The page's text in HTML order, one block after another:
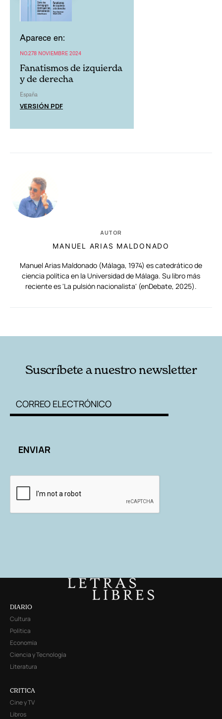
Aparece en:
NO.278 NOVIEMBRE 2024
Fanatismos de izquierda
y de derecha
España
VERSIÓN PDF
AUTOR
MANUEL ARIAS MALDONADO
Manuel Arias Maldonado (Málaga, 1974) es catedrático de
ciencia política en la Universidad de Málaga. Su libro más
reciente es 'La pulsión nacionalista' (enDebate, 2025).
Suscríbete a nuestro newsletter
DIARIO
Cultura
Política
Economía
Ciencia y Tecnología
Literatura
CRITICA
Cine y TV
Libros